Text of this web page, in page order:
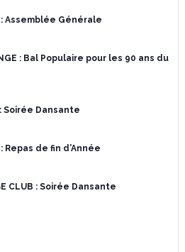
: Assemblée Générale
: Bal Populaire pour les 90 ans du
: Soirée Dansante
: Repas de fin d’Année
CLUB : Soirée Dansante